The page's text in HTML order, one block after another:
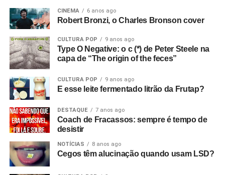
equipamentos e fiz tudo.
Com que equipamento você filmou?
setenta e duas libras, o que eu achei um absurdo!(risos)
Filmei com uma câmera de cinema Hannimex baratinha,
lançaram na época, que tinha uma faixa de som, mas
vinha num cartucho silencioso e o som era adicionado
depois, no projetor. Então filmei sem som e gravei o áudio
num gravador de rolo. Era para sincronizar depois, mas
não funcionou! Filmei a vinte e quatro quadros por
segundo, mas só funcionou a dezoito.
Só descobri depois! Filmei tudo com uma câmera e só
CINEMA 6 anos ago
Robert Bronzi, o Charles Bronson cover
CULTURA POP 9 anos ago
Type O Negative: o c (*) de Peter Steele na
capa de “The origin of the feces”
CULTURA POP 9 anos ago
E esse leite fermentado litrão da Frutap?
DESTAQUE 7 anos ago
Coach de Fracassos: sempre é tempo de
desistir
NOTÍCIAS 8 anos ago
Cegos têm alucinação quando usam LSD?